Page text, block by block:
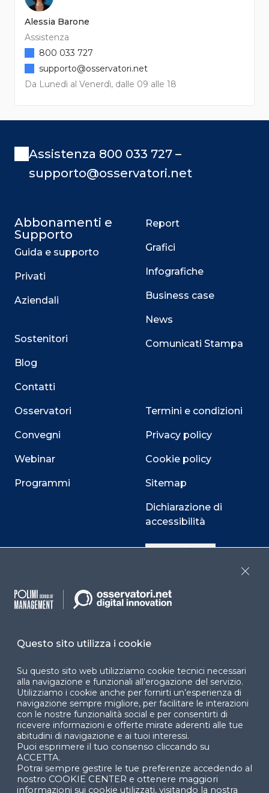
Alessia Barone
Assistenza
Da Lunedì al Venerdì, dalle 09 alle 18
800 033 727
supporto@osservatori.net
Assistenza 800 033 727 –
supporto@osservatori.net
Abbonamenti e
Supporto
Guida e supporto
Privati
Aziendali
Sostenitori
Blog
Contatti
Osservatori
Convegni
Webinar
Programmi
Report
Grafici
Infografiche
Business case
News
Comunicati Stampa
Termini e condizioni
Privacy policy
Cookie policy
Sitemap
Dichiarazione di
accessibilità
Cookie Center
Facebook LinkedIn
© 2024 Copyright © Politecnico di Milano Dipartimento
di Ingegneria Gestionale
Questo sito utilizza i cookie
Su questo sito web utilizziamo cookie tecnici necessari
alla navigazione e funzionali all’erogazione del servizio.
Utilizziamo i cookie anche per fornirti un’esperienza di
navigazione sempre migliore, per facilitare le interazioni
con le nostre funzionalità social e per consentirti di
ricevere informazioni e offerte mirate aderenti alle tue
abitudini di navigazione e ai tuoi interessi.
Puoi esprimere il tuo consenso cliccando su
ACCETTA.
Potrai sempre gestire le tue preferenze accedendo al
nostro COOKIE CENTER e ottenere maggiori
informazioni sui cookie utilizzati, visitando la nostra